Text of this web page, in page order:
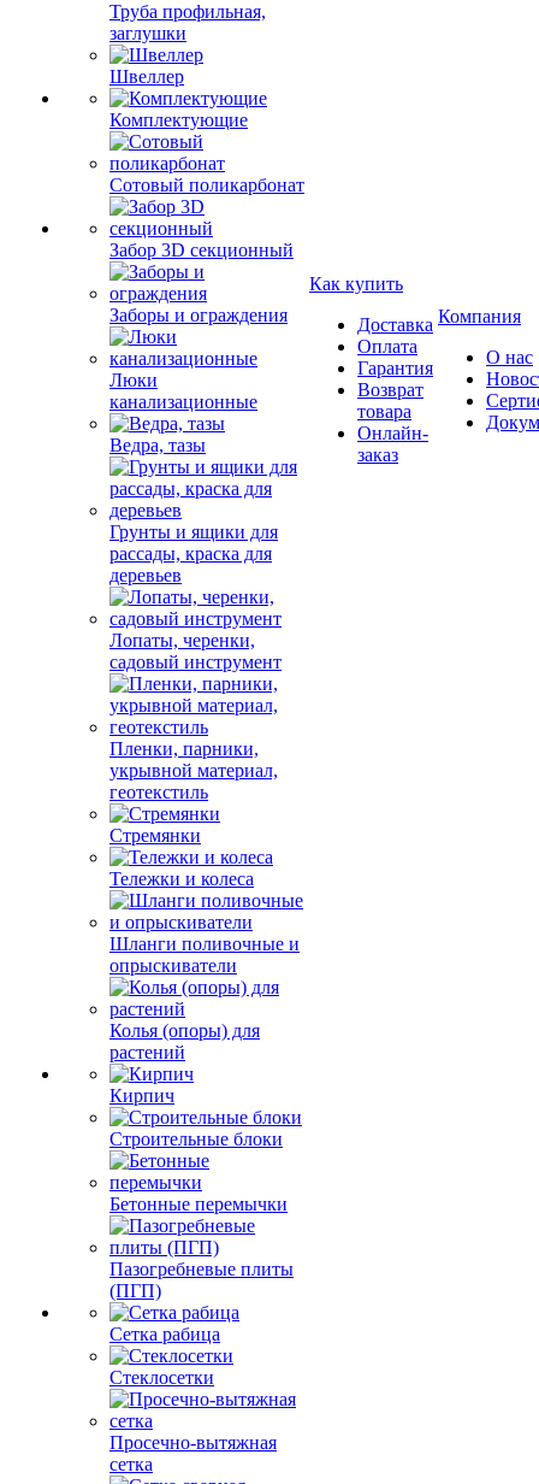
Труба профильная,
заглушки
Швеллер
Комплектующие
Сотовый поликарбонат
Забор 3D секционный
Заборы и ограждения
Люки
канализационные
Ведра, тазы
Грунты и ящики для
рассады, краска для
деревьев
Лопаты, черенки,
садовый инструмент
Пленки, парники,
укрывной материал,
геотекстиль
Стремянки
Тележки и колеса
Шланги поливочные и
опрыскиватели
Колья (опоры) для
растений
Кирпич
Строительные блоки
Бетонные перемычки
Пазогребневые плиты
(ПГП)
Сетка рабица
Стеклосетки
Просечно-вытяжная
сетка
Как купить
Доставка
Оплата
Гарантия
Возврат
товара
Онлайн-
заказ
Компания
О нас